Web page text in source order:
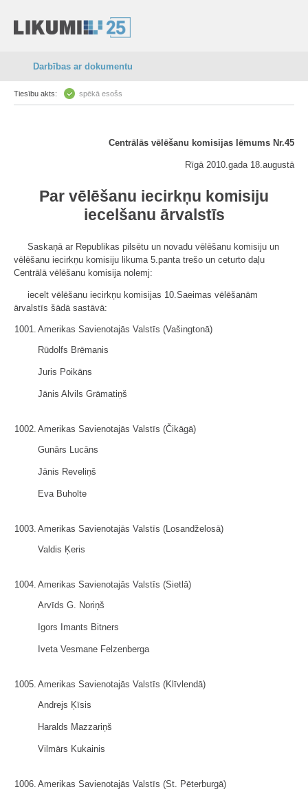
Darbības ar dokumentu
Tiesību akts: spēkā esošs
Centrālās vēlēšanu komisijas lēmums Nr.45
Rīgā 2010.gada 18.augustā
Par vēlēšanu iecirkņu komisiju
iecelšanu ārvalstīs
Saskaņā ar Republikas pilsētu un novadu vēlēšanu komisiju un
vēlēšanu iecirkņu komisiju likuma 5.panta trešo un ceturto daļu
Centrālā vēlēšanu komisija nolemj:
iecelt vēlēšanu iecirkņu komisijas 10.Saeimas vēlēšanām
ārvalstīs šādā sastāvā:
1001. Amerikas Savienotajās Valstīs (Vašingtonā)
Rūdolfs Brēmanis
Juris Poikāns
Jānis Alvils Grāmatiņš
1002. Amerikas Savienotajās Valstīs (Čikāgā)
Gunārs Lucāns
Jānis Reveliņš
Eva Buholte
1003. Amerikas Savienotajās Valstīs (Losandželosā)
Valdis Ķeris
1004. Amerikas Savienotajās Valstīs (Sietlā)
Arvīds G. Noriņš
Igors Imants Bitners
Iveta Vesmane Felzenberga
1005. Amerikas Savienotajās Valstīs (Klīvlendā)
Andrejs Ķīsis
Haralds Mazzariņš
Vilmārs Kukainis
1006. Amerikas Savienotajās Valstīs (St. Pēterburgā)